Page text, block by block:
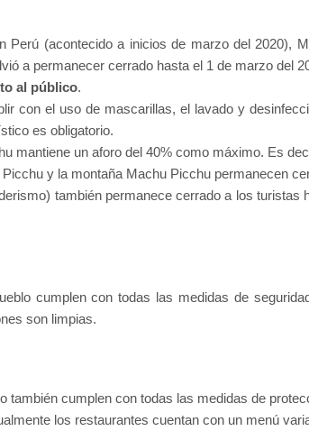
Perú (acontecido a inicios de marzo del 2020),
a permanecer cerrado hasta el 1 de marzo del
al público.
con el uso de mascarillas, el lavado y
es obligatorio.
mantiene un aforo del 40% como máximo. Es
y la montaña Machu Picchu permanecen
también permanece cerrado a los
cumplen con todas las medidas de
son limpias.
también cumplen con todas las medidas de
los restaurantes cuentan con un menú